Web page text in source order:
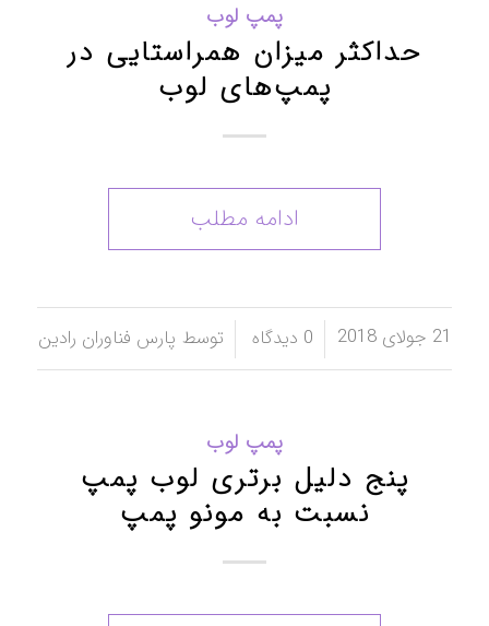
پمپ لوب
حداکثر میزان همراستایی در
پمپ‌های لوب
ادامه مطلب
21 جولای 2018 / 0 دیدگاه
/ توسط پارس فناوران رادین
پمپ لوب
پنج دلیل برتری لوب پمپ
نسبت به مونو پمپ